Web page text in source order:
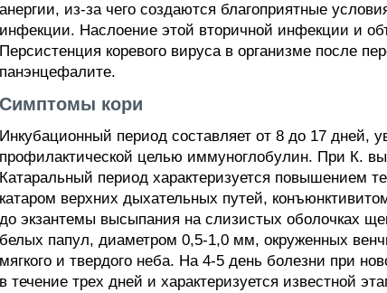
анергии, из-за чего создаются благоприятные
инфекции. Наслоение этой вторичной инфекции и
Персистенция коревого вируса в организме после
панэнцефалите.
Симптомы кори
Инкубационный период составляет от 8 до 17 дней,
профилактической целью иммуноглобулин. При К.
Катаральный период характеризуется повышением
катаром верхних дыхательных путей,
до экзантемы высыпания на слизистых оболочках
белых папул, диаметром 0,5-1,0 мм, окруженных
мягкого и твердого неба. На 4-5 день болезни при
в течение трех дней и характеризуется известной